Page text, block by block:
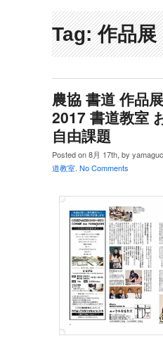
Tag: 作品展
農協 書道 作品
2017 書道教室
自由課題
Posted on 8月 17th, by
道教室. No Comments